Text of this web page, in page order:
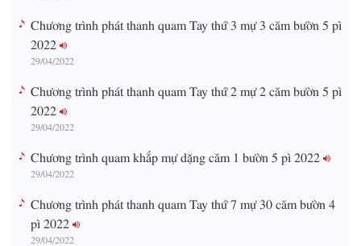
Chương trình phát thanh quam Tay thứ 3 mự 3 căm bườn 5 pì
2022
29/04/2022
Chương trình phát thanh quam Tay thứ 2 mự 2 căm bườn 5 pì
2022
29/04/2022
Chương trình quam khắp mự dặng căm 1 bườn 5 pì 2022
29/04/2022
Chương trình phát thanh quam Tay thứ 7 mự 30 căm bườn 4
pì 2022
29/04/2022